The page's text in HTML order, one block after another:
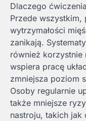
Dlaczego
Przede wszystkim,
wytrzymałości
zanikają.
również korzystnie
wspiera pracę
zmniejsza poziom
Osoby regularnie
także mniejsze
nastroju, takich jak